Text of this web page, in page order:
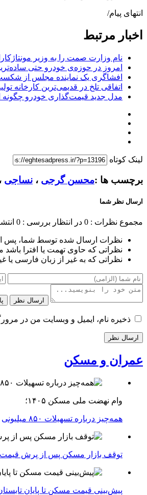
انتهای پیام/
اخبار مرتبط
نام وزارت صمت را به وزیر
امروز در حوزه‌ی خودرو حتی
افشاگری یک نماینده مجلس از
اتفاقی تلخ در قدیمی‌ترین کارخانه تولید پارچه؛ از ابتدای
مدل جدید قیمت‌گذاری خودرو
لینک کوتاه
برچسب ها :محسن گرجی ، نساجی ،
ارسال نظر شما
مجموع نظرات : 0 در انتظار بررسی : 0
نظرات ارسال شده توسط شما، پس
نظراتی که حاوی تهمت یا افترا باشد
نظراتی که به غیر از زبان فارسی یا
ارسال نظر
ذخیره نام، ایمیل و وبسایت من در
عمران و مسکن
وام نهضت ملی مسکن ۱۴۰۵؛
همه‌چیز درباره تسهیلات ۸۵۰ میلیونی
توقف بازار مسکن پس از پرش
پیش‌بینی قیمت مسکن تا پایان تابستان